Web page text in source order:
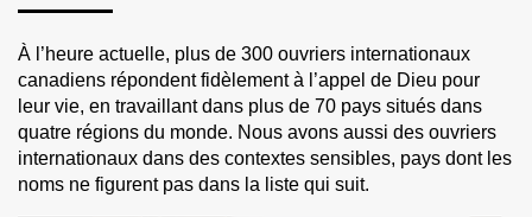
À l’heure actuelle, plus de 300 ouvriers internationaux
canadiens répondent fidèlement à l’appel de Dieu pour
leur vie, en travaillant dans plus de 70 pays situés dans
quatre régions du monde. Nous avons aussi des ouvriers
internationaux dans des contextes sensibles, pays dont les
noms ne figurent pas dans la liste qui suit.